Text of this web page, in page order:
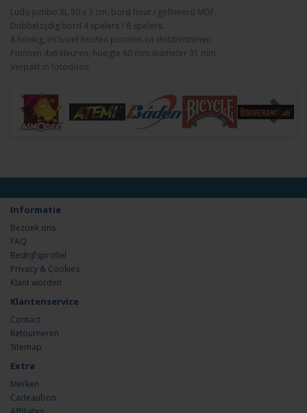
Ludo Jumbo XL 50 x 3 cm. bord hout / gefineerd MDF.
Dubbelzijdig bord 4 spelers / 6 spelers.
8 hoekig, inclusief houten pionnen en dobbelstenen.
Pionnen 4x6 kleuren, hoogte 60 mm.diameter 31 mm.
Verpakt in fotodoos.
Informatie
Bezoek ons
FAQ
Bedrijfsprofiel
Privacy & Cookies
Klant worden
Klantenservice
Contact
Retourneren
Sitemap
Extra
Merken
Cadeaubon